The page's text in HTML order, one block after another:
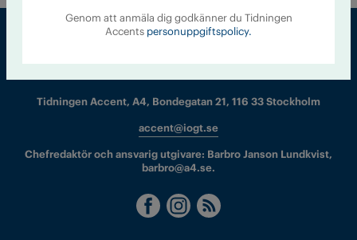
Tidningen Accent, A4, Bondegatan 21, 116 33 Stockholm
accent@iogt.se
Chefredaktör och ansvarig utgivare: Barbro Janson Lundkvist,
barbro@a4.se.
Genom att anmäla dig godkänner du Tidningen
Accents personuppgiftspolicy.